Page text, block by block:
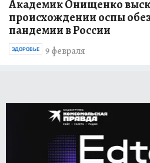
Академик Онищенко
происхождении оспы
пандемии в России
9 февраля
ЗДОРОВЬЕ